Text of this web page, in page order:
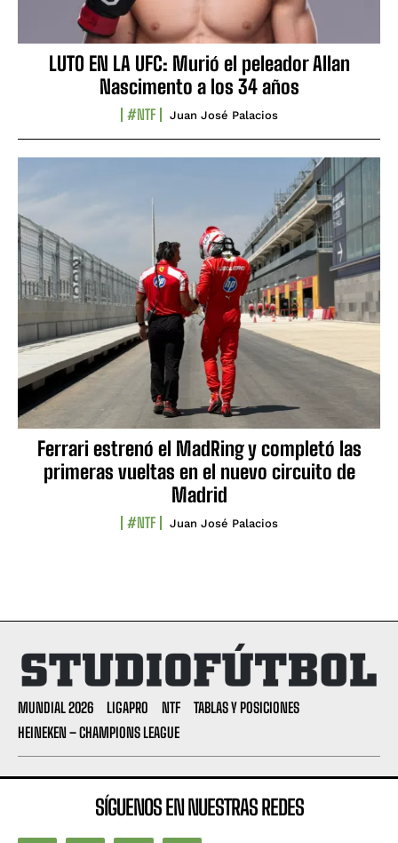
LUTO EN LA UFC: Murió el peleador Allan
Nascimento a los 34 años
#NTF Juan José Palacios
Ferrari estrenó el MadRing y completó las
primeras vueltas en el nuevo circuito de
Madrid
#NTF Juan José Palacios
MUNDIAL 2026 LIGAPRO NTF
TABLAS Y POSICIONES
HEINEKEN – CHAMPIONS LEAGUE
SÍGUENOS EN NUESTRAS REDES